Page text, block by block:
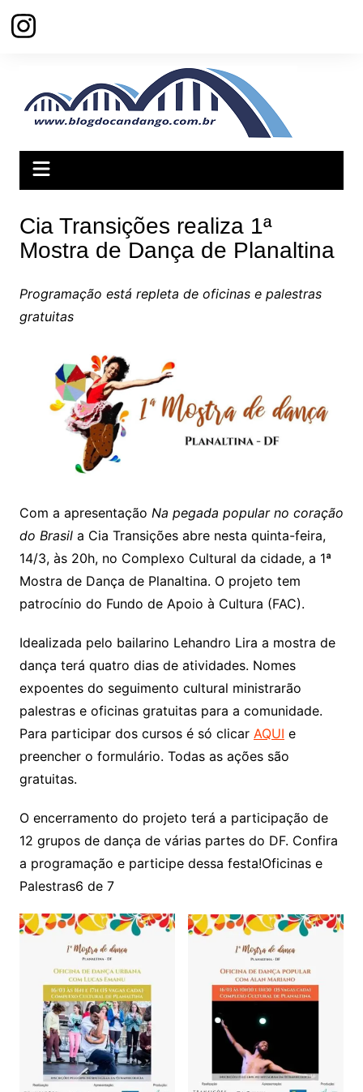
para
Cia Transições realiza 1ª
Mostra de Dança de Planaltina
Programação está repleta de oficinas e palestras
gratuitas
Com a apresentação Na pegada popular no coração
do Brasila Cia Transições abre nesta quinta-feira,
14/3, às 20h, no Complexo Cultural da cidade, a 1ª
Mostra de Dança de Planaltina. O projeto tem
patrocínio do Fundo de Apoio à Cultura (FAC).
Idealizada pelo bailarino Lehandro Lira a mostra de
dança terá quatro dias de atividades. Nomes
expoentes do seguimento cultural ministrarão
palestras e oficinas gratuitas para a comunidade.
Para participar dos cursos é só clicar AQUI e
preencher o formulário. Todas as ações são
gratuitas.
O encerramento do projeto terá a participação de
12 grupos de dança de várias partes do DF. Confira
a programação e participe dessa festa!Oficinas e
Palestras6 de 7